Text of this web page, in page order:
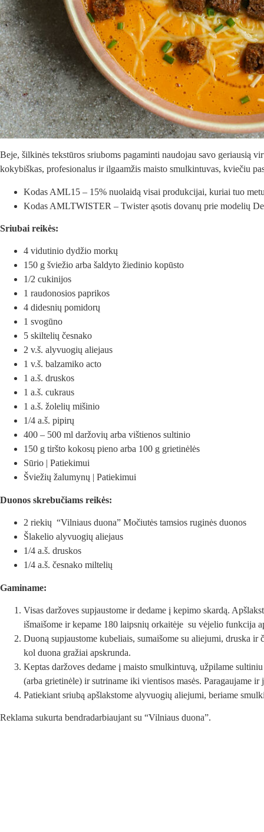
Beje, šilkinės tekstūros sriuboms pagaminti naudojau savo geriausią
kokybiškas, profesionalus ir ilgaamžis maisto smulkintuvas, kviečiu
Kodas AML15 – 15% nuolaidą visai produkcijai, kuriai tuo
Kodas AMLTWISTER – Twister ąsotis dovanų prie modelių
Sriubai reikės:
4 vidutinio dydžio morkų
150 g šviežio arba šaldyto žiedinio kopūsto
1/2 cukinijos
1 raudonosios paprikos
4 didesnių pomidorų
1 svogūno
5 skiltelių česnako
2 v.š. alyvuogių aliejaus
1 v.š. balzamiko acto
1 a.š. druskos
1 a.š. cukraus
1 a.š. žolelių mišinio
1/4 a.š. pipirų
400 – 500 ml daržovių arba vištienos sultinio
150 g tiršto kokosų pieno arba 100 g grietinėlės
Sūrio | Patiekimui
Šviežių žalumynų | Patiekimui
Duonos skrebučiams reikės:
2 riekių “Vilniaus duona” Močiutės tamsios ruginės duonos
Šlakelio alyvuogių aliejaus
1/4 a.š. druskos
1/4 a.š. česnako miltelių
Gaminame:
Visas daržoves supjaustome ir dedame į kepimo skardą.
išmaišome ir kepame 180 laipsnių orkaitėje su vėjelio funkcija
Duoną supjaustome kubeliais, sumaišome su aliejumi, druska
kol duona gražiai apskrunda.
Keptas daržoves dedame į maisto smulkintuvą, užpilame
(arba grietinėle) ir sutriname iki vientisos masės. Paragaujame
Patiekiant sriubą apšlakstome alyvuogių aliejumi, beriame
Reklama sukurta bendradarbiaujant su “Vilniaus duona”.